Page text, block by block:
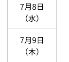
7月8日
（水）
7月9日
（木）